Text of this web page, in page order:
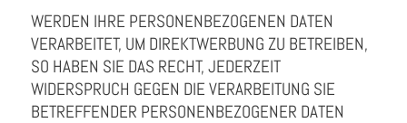
WERDEN IHRE PERSONENBEZOGENEN DATEN
VERARBEITET, UM DIREKTWERBUNG ZU BETREIBEN,
SO HABEN SIE DAS RECHT, JEDERZEIT
WIDERSPRUCH GEGEN DIE VERARBEITUNG SIE
BETREFFENDER PERSONENBEZOGENER DATEN